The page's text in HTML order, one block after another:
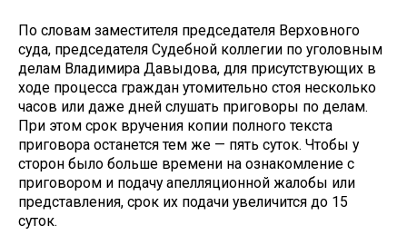
По словам заместителя председателя Верховного
суда, председателя Судебной коллегии по уголовным
делам Владимира Давыдова, для присутствующих в
ходе процесса граждан утомительно стоя несколько
часов или даже дней слушать приговоры по делам.
При этом срок вручения копии полного текста
приговора останется тем же — пять суток. Чтобы у
сторон было больше времени на ознакомление с
приговором и подачу апелляционной жалобы или
представления, срок их подачи увеличится до 15
суток.